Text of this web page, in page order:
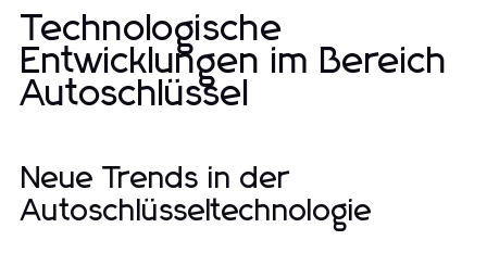
Technologische
Entwicklungen im Bereich
Autoschlüssel
Neue Trends in der
Autoschlüsseltechnologie